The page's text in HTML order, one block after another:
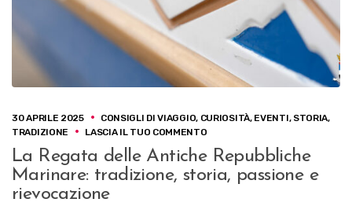
30 APRILE 2025 CONSIGLI DI VIAGGIO, CURIOSITÀ, EVENTI, STORIA,
TRADIZIONE
LASCIA IL TUO COMMENTOSU
LA
REGATA
DELLE
La Regata delle Antiche Repubbliche
Marinare: tradizione, storia, passione e
rievocazione